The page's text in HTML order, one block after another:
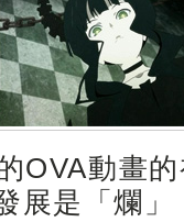
OVA動畫
展是「爛